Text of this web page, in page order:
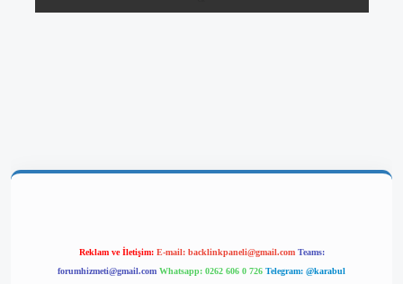
Reklam ve İletişim: E-mail: backlinkpaneli@gmail.com Teams:
forumhizmeti@gmail.com Whatsapp: 0262 606 0 726 Telegram: @karabul